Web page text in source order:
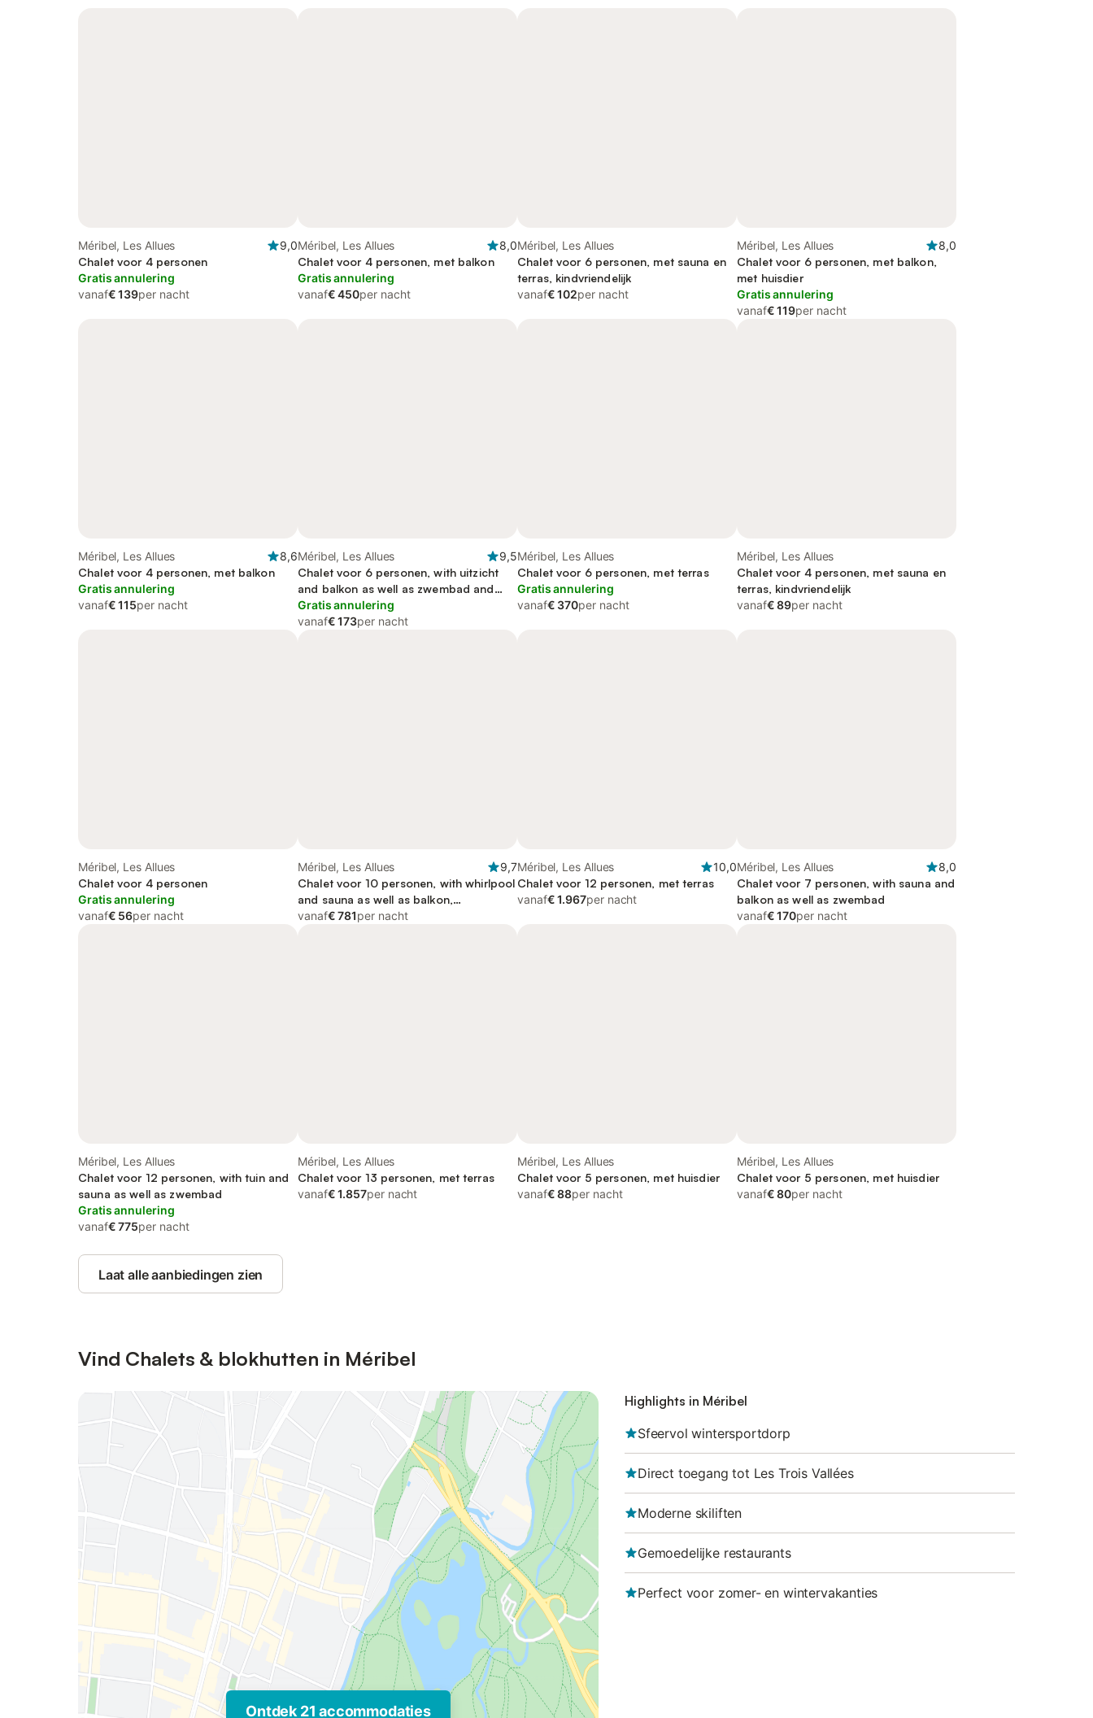
Méribel, Les Allues
9,0
Chalet voor 4 personen
Gratis annulering
vanaf€ 139per nacht
Méribel, Les Allues
8,0
Chalet voor 4 personen, met balkon
Gratis annulering
vanaf€ 450per nacht
Méribel, Les Allues
Chalet voor 6 personen, met sauna en
terras, kindvriendelijk
vanaf€ 102per nacht
Méribel, Les Allues
8,0
Chalet voor 6 personen, met balkon,
met huisdier
Gratis annulering
vanaf€ 119per nacht
Méribel, Les Allues
8,6
Chalet voor 4 personen, met balkon
Gratis annulering
vanaf€ 115per nacht
Méribel, Les Allues
9,5
Chalet voor 6 personen, with uitzicht
and balkon as well as zwembad and
sauna, met huisdier
Gratis annulering
vanaf€ 173per nacht
Méribel, Les Allues
Chalet voor 6 personen, met terras
Gratis annulering
vanaf€ 370per nacht
Méribel, Les Allues
Chalet voor 4 personen, met sauna en
terras, kindvriendelijk
vanaf€ 89per nacht
Méribel, Les Allues
Chalet voor 4 personen
Gratis annulering
vanaf€ 56per nacht
Méribel, Les Allues
9,7
Chalet voor 10 personen, with whirlpool
and sauna as well as balkon,
kindvriendelijk
vanaf€ 781per nacht
Méribel, Les Allues
10,0
Chalet voor 12 personen, met terras
vanaf€ 1.967per nacht
Méribel, Les Allues
8,0
Chalet voor 7 personen, with sauna and
balkon as well as zwembad
vanaf€ 170per nacht
Méribel, Les Allues
Chalet voor 12 personen, with tuin and
sauna as well as zwembad
Gratis annulering
vanaf€ 775per nacht
Méribel, Les Allues
Chalet voor 13 personen, met terras
vanaf€ 1.857per nacht
Méribel, Les Allues
Chalet voor 5 personen, met huisdier
vanaf€ 88per nacht
Méribel, Les Allues
Chalet voor 5 personen, met huisdier
vanaf€ 80per nacht
Laat alle aanbiedingen zien
Vind Chalets & blokhutten in Méribel
Ontdek 21 accommodaties
Highlights in Méribel
Sfeervol wintersportdorp
Direct toegang tot Les Trois Vallées
Moderne skiliften
Gemoedelijke restaurants
Perfect voor zomer- en wintervakanties